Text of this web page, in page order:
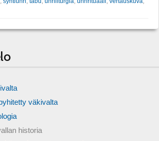
väkivalta
historia